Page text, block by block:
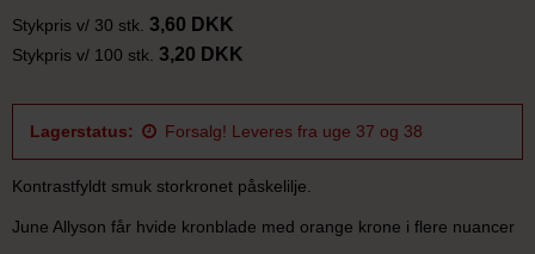
Stykpris v/ 30 stk. 3,60 DKK
Stykpris v/ 100 stk. 3,20 DKK
Lagerstatus: Forsalg! Leveres fra uge 37 og 38
Kontrastfyldt smuk storkronet påskelilje.
June Allyson får hvide kronblade med orange krone i flere nuancer